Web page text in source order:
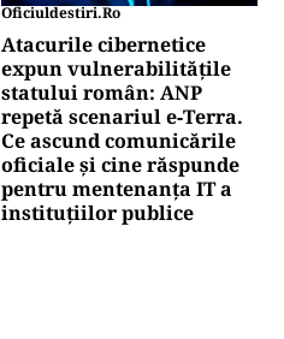
Oficiuldestiri.ro
Atacurile cibernetice
expun vulnerabilitățile
statului român: ANP
repetă scenariul e‑Terra.
Ce ascund comunicările
oficiale și cine răspunde
pentru mentenanța IT a
instituțiilor publice